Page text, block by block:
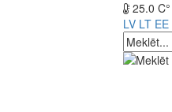
25.0 C°
LV LT EE